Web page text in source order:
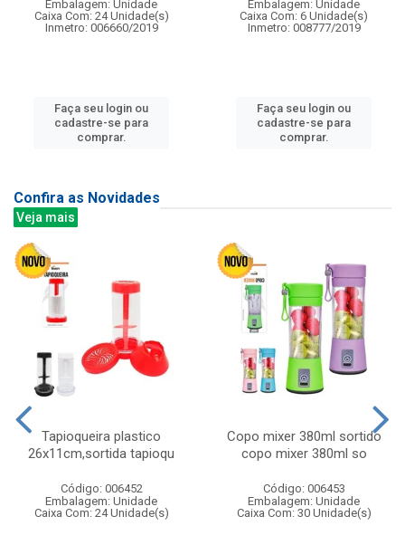
Embalagem: Unidade
Caixa Com: 24 Unidade(s)
Inmetro: 006660/2019
Faça seu login ou
cadastre-se para
comprar.
Embalagem: Unidade
Caixa Com: 6 Unidade(s)
Inmetro: 008777/2019
Faça seu login ou
cadastre-se para
comprar.
Confira as Novidades
Veja mais
Tapioqueira plastico
26x11cm,sortida tapioqu
Código: 006452
Embalagem: Unidade
Caixa Com: 24 Unidade(s)
Copo mixer 380ml sortido
copo mixer 380ml so
Código: 006453
Embalagem: Unidade
Caixa Com: 30 Unidade(s)